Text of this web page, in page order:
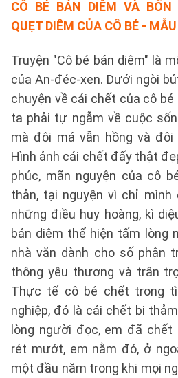
CÔ BÉ BÁN DIÊM VÀ BỐN
QUẸT DIÊM CỦA CÔ BÉ -
Truyện "Cô bé bán diêm" là
của An-đéc-xen. Dưới ngòi
chuyện về cái chết của cô
ta phải tự ngẫm về cuộc
mà đôi má vẫn hồng và
Hình ảnh cái chết đấy thật
phúc, mãn nguyện của cô
thản, tại nguyện vì chỉ
những điều huy hoàng, kì
bán diêm thể hiện tấm lòng
nhà văn dành cho số phận
thông yêu thương và trân
Thực tế cô bé chết trong
nghiệp, đó là cái chết bi
lòng người đọc, em đã
rét mướt, em nằm đó, ở
một đầu năm trong khi mọi